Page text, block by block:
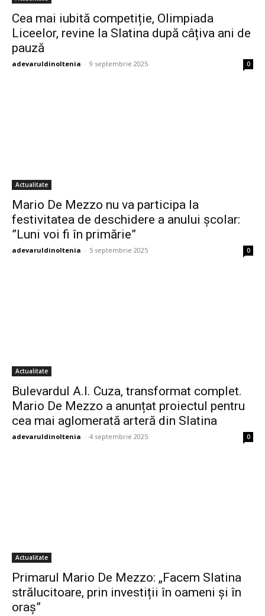
Cea mai iubită competiție, Olimpiada
Liceelor, revine la Slatina după câțiva ani de
pauză
adevaruldinoltenia - 9 septembrie 2025 0
Actualitate
Mario De Mezzo nu va participa la
festivitatea de deschidere a anului școlar:
”Luni voi fi în primărie”
adevaruldinoltenia - 5 septembrie 2025 0
Actualitate
Bulevardul A.I. Cuza, transformat complet.
Mario De Mezzo a anunțat proiectul pentru
cea mai aglomerată arteră din Slatina
adevaruldinoltenia - 4 septembrie 2025 0
Actualitate
Primarul Mario De Mezzo: „Facem Slatina
strălucitoare, prin investiții în oameni și în
oraș”